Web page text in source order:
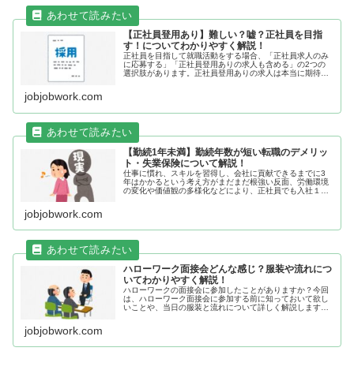
【正社員登用あり】難しい？嘘？正社員を目指
す！についてわかりやすく解説！
正社員を目指して就職活動をする場合、「正社員求人のみ
に応募する」「正社員登用ありの求人も含める」の2つの
選択肢があります。正社員登用ありの求人は本当に期待し
jobjobwork.com
【勤続1年未満】勤続年数が短い転職のデメリッ
ト・失業保険について解説！
仕事に慣れ、スキルを習得し、会社に貢献できるまでに3
年はかかるという考え方がまだまだ根強い反面、労働環境
の変化や価値観の多様化などにより、正社員でも入社１年
jobjobwork.com
ハローワーク面接会どんな感じ？服装や流れにつ
いてわかりやすく解説！
ハローワークの面接会に参加したことがありますか？今回
は、ハローワーク面接会に参加する前に知っておいて欲し
いことや、当日の服装と流れについて詳しく解説します。
jobjobwork.com